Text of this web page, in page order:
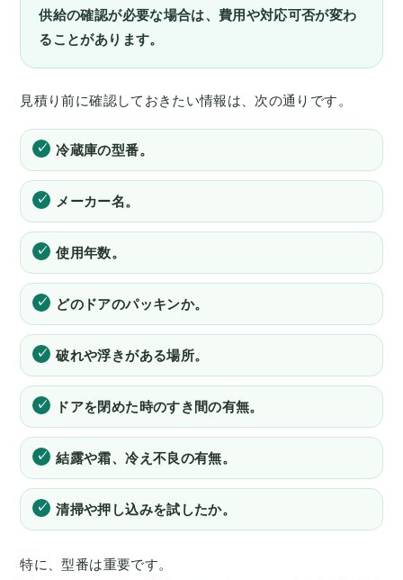
供給の確認が必要な場合は、費用や対応可否が変わ
ることがあります。
見積り前に確認しておきたい情報は、次の通りです。
冷蔵庫の型番。
メーカー名。
使用年数。
どのドアのパッキンか。
破れや浮きがある場所。
ドアを閉めた時のすき間の有無。
結露や霜、冷え不良の有無。
清掃や押し込みを試したか。
特に、型番は重要です。